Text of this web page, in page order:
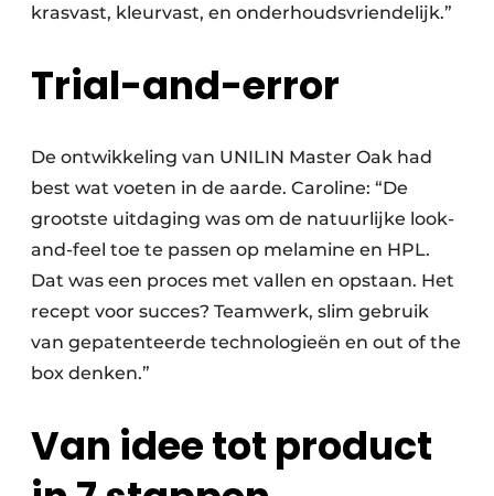
krasvast, kleurvast, en onderhoudsvriendelijk.”
Trial-and-error
De ontwikkeling van UNILIN Master Oak had
best wat voeten in de aarde. Caroline: “De
grootste uitdaging was om de natuurlijke look-
and-feel toe te passen op melamine en HPL.
Dat was een proces met vallen en opstaan. Het
recept voor succes? Teamwerk, slim gebruik
van gepatenteerde technologieën en out of the
box denken.”
Van idee tot product